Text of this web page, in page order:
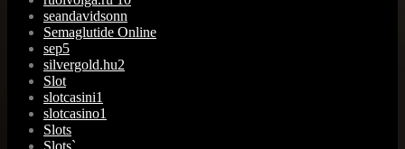
seandavidsonn
Semaglutide Online
sep5
silvergold.hu2
Slot
slotcasini1
slotcasino1
Slots